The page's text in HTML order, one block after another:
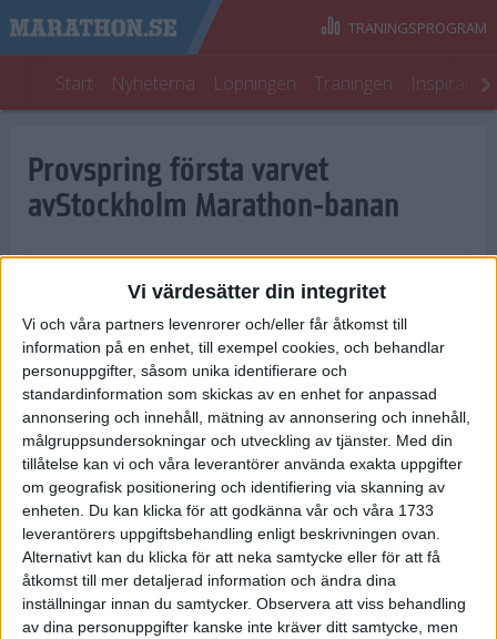
Vi värdesätter din integritet
Vi och våra partners levenrorer och/eller får åtkomst till
information på en enhet, till exempel cookies, och behandlar
personuppgifter, såsom unika identifierare och
standardinformation som skickas av en enhet for anpassad
annonsering och innehåll, mätning av annonsering och innehåll,
målgruppsundersokningar och utveckling av tjänster. Med din
tillåtelse kan vi och våra leverantörer använda exakta uppgifter
om geografisk positionering och identifiering via skanning av
enheten. Du kan klicka för att godkänna vår och våra 1733
leverantörers uppgiftsbehandling enligt beskrivningen ovan.
Alternativt kan du klicka för att neka samtycke eller för att få
åtkomst till mer detaljerad information och ändra dina
inställningar innan du samtycker. Observera att viss behandling
av dina personuppgifter kanske inte kräver ditt samtycke, men
Start Nyheterna Löpningen Träningen
TRÄNINGSPROGRAM
Provspring första varvet
avStockholm Marathon-banan
Publicerad avRedaktionen
• Uppdaterad10 okt 2010
Torsdagen den 13 maj, har alla som laddar upp
för Stockholm Marathon - och alla andra
intresserade löpare - möjlighet att provspringa
Stockholm Marathon-banan.
Samling på Stockholms Stadion (Klocktornet) från kl 08.00.
Start kl 09.00. Du anmäler dig på plats. Avgiften är endast 20
kr.
Det är "långa varvet" över Djurgården som provlöps. Sträckan
är 22 km. På de tre vätskekontrollerna längs banan serveras
Pripps Energy och vatten. Deltagarna delas upp i grupper allt
efter löpstandard. En erfaren maratonlöpare ser till att gruppen